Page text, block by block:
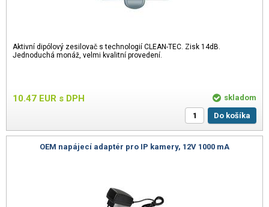
Aktivní dipólový zesilovač s technologií CLEAN-TEC. Zisk 14dB.
Jednoduchá monáž, velmi kvalitní provedení.
10.47 EUR s DPH
skladom
Do košíka
OEM napájecí adaptér pro IP kamery, 12V 1000 mA